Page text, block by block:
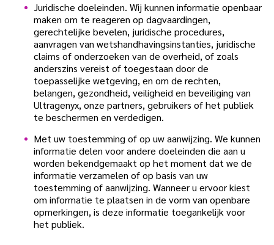
Juridische doeleinden. Wij kunnen informatie openbaar
maken om te reageren op dagvaardingen,
gerechtelijke bevelen, juridische procedures,
aanvragen van wetshandhavingsinstanties, juridische
claims of onderzoeken van de overheid, of zoals
anderszins vereist of toegestaan door de
toepasselijke wetgeving, en om de rechten,
belangen, gezondheid, veiligheid en beveiliging van
Ultragenyx, onze partners, gebruikers of het publiek
te beschermen en verdedigen.
Met uw toestemming of op uw aanwijzing. We kunnen
informatie delen voor andere doeleinden die aan u
worden bekendgemaakt op het moment dat we de
informatie verzamelen of op basis van uw
toestemming of aanwijzing. Wanneer u ervoor kiest
om informatie te plaatsen in de vorm van openbare
opmerkingen, is deze informatie toegankelijk voor
het publiek.